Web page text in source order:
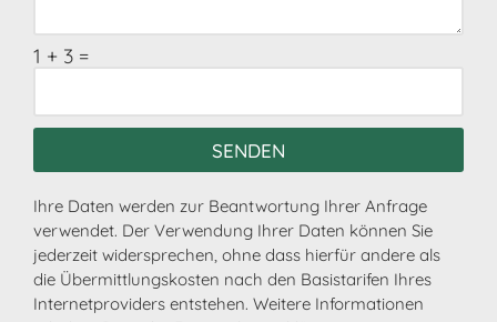
1 + 3 =
SENDEN
Ihre Daten werden zur Beant­wor­tung Ihrer Anfrage
verwen­det. Der Verwen­dung Ihrer Daten können Sie
jeder­zeit wider­spre­chen, ohne dass hier­für andere als
die Über­mitt­lungs­kos­ten nach den Basis­ta­ri­fen Ihres
Inter­net­pro­vi­ders entste­hen. Weitere Infor­ma­tio­nen